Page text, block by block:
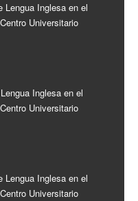
Lengua Inglesa en el
Universitario
Inglesa en el
Universitario
Lengua Inglesa en el
Universitario